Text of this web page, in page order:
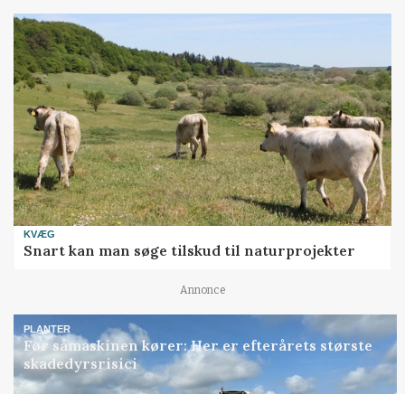
KVÆG
Snart kan man søge tilskud til naturprojekter
Annonce
PLANTER
Før såmaskinen kører: Her er efterårets største
skadedyrsrisici